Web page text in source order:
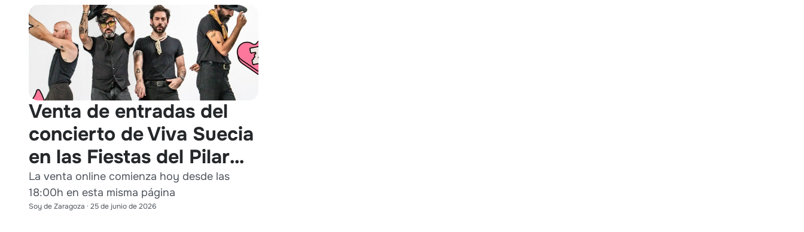
Venta de entradas del
concierto de Viva Suecia
en las Fiestas del Pilar
2026
La venta online comienza hoy desde las
18:00h en esta misma página
Soy de Zaragoza · 25 de junio de 2026